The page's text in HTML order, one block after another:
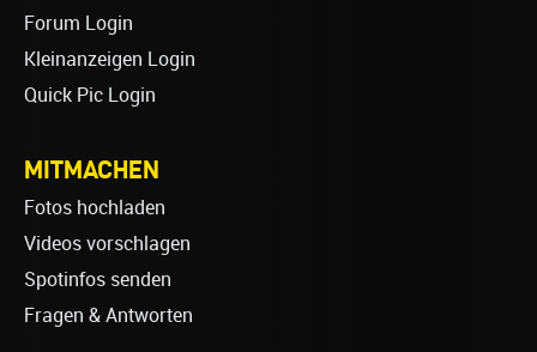
Forum Login
Kleinanzeigen Login
Quick Pic Login
MITMACHEN
Fotos hochladen
Videos vorschlagen
Spotinfos senden
Fragen & Antworten